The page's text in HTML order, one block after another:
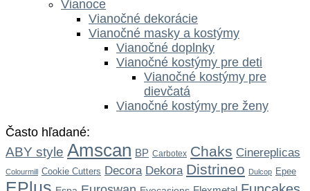
Vianoce
Vianočné dekorácie
Vianočné masky a kostýmy
Vianočné doplnky
Vianočné kostýmy pre deti
Vianočné kostýmy pre
dievčatá
Vianočné kostýmy pre ženy
Často hľadané:
ABY style Amscan BP Carbotex Chaks Cinereplicas
Colourmill Cookie Cutters Decora Dekora Distrineo Dulcop Epee